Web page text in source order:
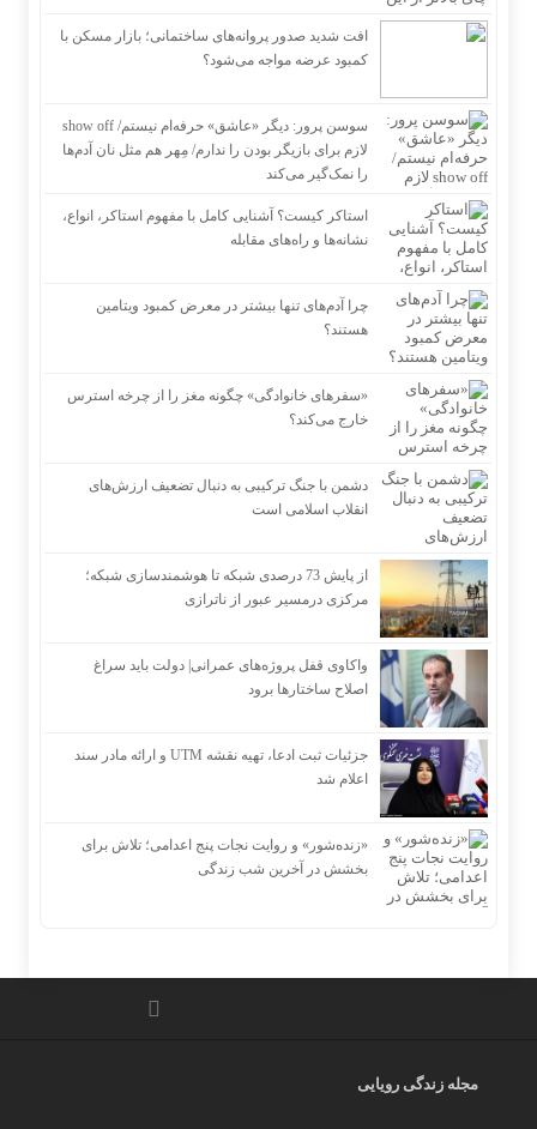
افت شدید صدور پروانه‌های ساختمانی؛ بازار مسکن با
کمبود عرضه مواجه می‌شود؟
سوسن پرور: دیگر «عاشق» حرفه‌ام نیستم/ show off
لازم برای بازیگر بودن را ندارم/ مِهر هم مثل نان آدم‌ها
را نمک‌گیر می‌کند
استاکر کیست؟ آشنایی کامل با مفهوم استاکر، انواع،
نشانه‌ها و راه‌های مقابله
چرا آدم‌های تنها بیشتر در معرض کمبود ویتامین
هستند؟
«سفرهای خانوادگی» چگونه مغز را از چرخه استرس
خارج می‌کند؟
دشمن با جنگ ترکیبی به دنبال تضعیف ارزش‌های
انقلاب اسلامی است
از پایش 73 درصدی شبکه تا هوشمندسازی شبکه؛
مرکزی درمسیر عبور از ناترازی
واکاوی قفل پروژه‌های عمرانی| دولت باید سراغ
اصلاح ساختارها برود
جزئیات ثبت ادعا، تهیه نقشه UTM و ارائه مادر سند
اعلام شد
«زنده‌شور» و روایت نجات پنج اعدامی؛ تلاش برای
بخشش در آخرین شب زندگی
مجله زندگی رویایی